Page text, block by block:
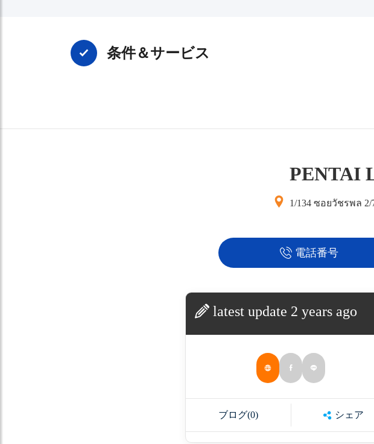
条件＆サービス
PENTAI
1/134 ซอยวัชรพล
電話番号
latest update 2 years ago
ブログ(0) シェア